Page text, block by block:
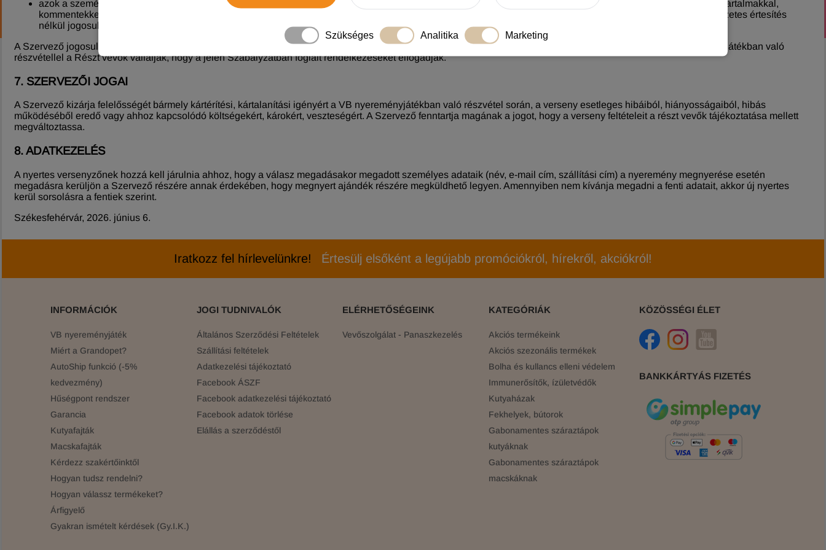
Szükséges Analitika Marketing
azok a személyek, akik a Szervező megítélése alapján a VB nyereményjátékban való részvétel során tanúsított magatartásukkal (az általuk közzétett jogsértő tartalmakkal,
kommentekkel, egyéb nyilatkozatokkal) sértik a Szervező jó hírnevét, jogos gazdasági érdekét vagy más személyek jogait. Az ilyen tartalmakat a Szervező előzetes értesítés
nélkül jogosult törölni.
A Szervező jogosult a jelen Szabályzatban foglalt rendelkezéseket megsértő Részt vevőt a VB nyereményjátékból előzetes értesítés nélkül kizárni. A VB nyereményjátékban való
részvétellel a Részt vevők vállalják, hogy a jelen Szabályzatban foglalt rendelkezéseket elfogadják.
7. SZERVEZŐI JOGAI
A Szervező kizárja felelősségét bármely kártérítési, kártalanítási igényért a VB nyereményjátékban való részvétel során, a verseny esetleges hibáiból, hiányosságaiból, hibás
működéséből eredő vagy ahhoz kapcsolódó költségekért, károkért, veszteségért. A Szervező fenntartja magának a jogot, hogy a verseny feltételeit a részt vevők tájékoztatása mellett
megváltoztassa.
8. ADATKEZELÉS
A nyertes versenyzőnek hozzá kell járulnia ahhoz, hogy a válasz megadásakor megadott személyes adataik (név, e-mail cím, szállítási cím) a nyeremény megnyerése esetén
megadásra kerüljön a Szervező részére annak érdekében, hogy megnyert ajándék részére megküldhető legyen. Amennyiben nem kívánja megadni a fenti adatait, akkor új nyertes
kerül sorsolásra a fentiek szerint.
Székesfehérvár, 2026. június 6.
Iratkozz fel hírlevelünkre! Értesülj elsőként a legújabb promóciókról, hírekről, akciókról!
INFORMÁCIÓK
VB nyereményjáték
Miért a Grandopet?
AutoShip funkció (-5%
kedvezmény)
Hűségpont rendszer
Garancia
Kutyafajták
Macskafajták
Kérdezz szakértőinktől
Hogyan tudsz rendelni?
Hogyan válassz termékeket?
Árfigyelő
Gyakran ismételt kérdések (Gy.I.K.)
JOGI TUDNIVALÓK
Általános Szerződési Feltételek
Szállítási feltételek
Adatkezelési tájékoztató
Facebook ÁSZF
Facebook adatkezelési tájékoztató
Facebook adatok törlése
Elállás a szerződéstől
ELÉRHETŐSÉGEINK
Vevőszolgálat - Panaszkezelés
KATEGÓRIÁK
Akciós termékeink
Akciós szezonális termékek
Bolha és kullancs elleni védelem
Immunerősítők, ízületvédők
Kutyaházak
Fekhelyek, bútorok
Gabonamentes száraztápok
kutyáknak
Gabonamentes száraztápok
macskáknak
KÖZÖSSÉGI ÉLET
BANKKÁRTYÁS FIZETÉS